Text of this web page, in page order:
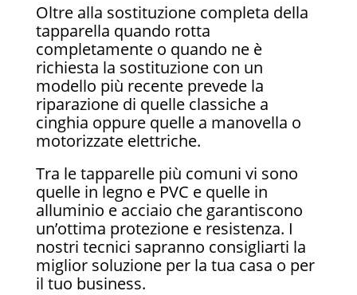
Oltre alla sostituzione completa della
tapparella quando rotta
completamente o quando ne è
richiesta la sostituzione con un
modello più recente prevede la
riparazione di quelle classiche a
cinghia oppure quelle a manovella o
motorizzate elettriche.
Tra le tapparelle più comuni vi sono
quelle in legno e PVC e quelle in
alluminio e acciaio che garantiscono
un’ottima protezione e resistenza. I
nostri tecnici sapranno consigliarti la
miglior soluzione per la tua casa o per
il tuo business.